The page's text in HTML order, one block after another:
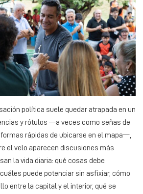
política suele quedar atrapada en un
y rótulos —a veces como señas de
rápidas de ubicarse en el mapa—,
el velo aparecen discusiones más
la vida diaria: qué cosas debe
puede potenciar sin asfixiar, cómo
entre la capital y el interior, qué se